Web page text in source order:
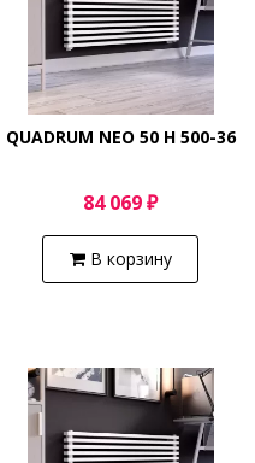
QUADRUM NEO 50 H 500-36
84 069 ₽
В корзину